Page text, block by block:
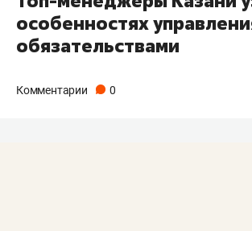
особенностях
обязательствами
Комментарии 0